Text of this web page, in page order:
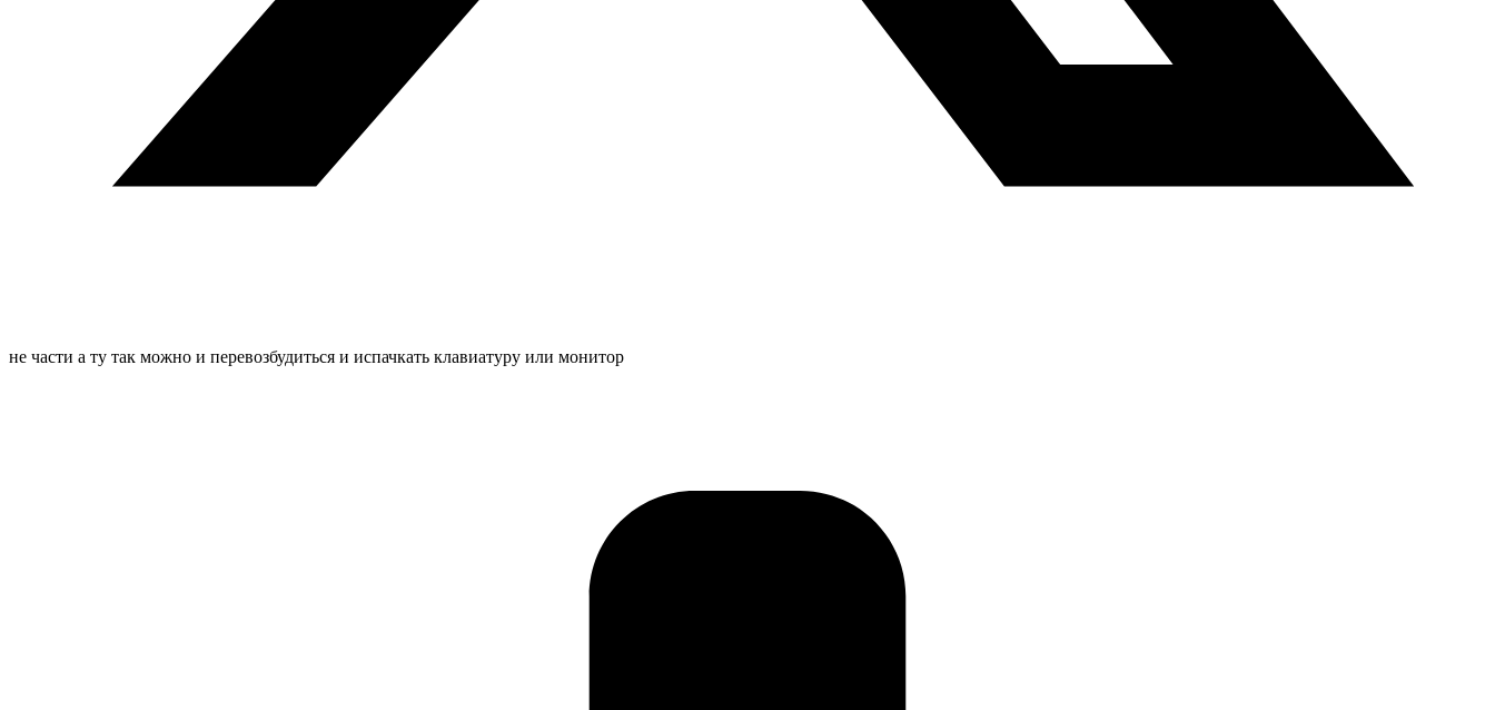
не части а ту так можно и перевозбудиться и испачкать клавиатуру или монитор